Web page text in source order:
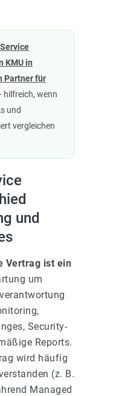
KMU in
Partner für
hilfreich, wenn
und
vergleichen
und
Vertrag ist ein
um
Security-
Reports.
wird häufig
(z. B.
Managed